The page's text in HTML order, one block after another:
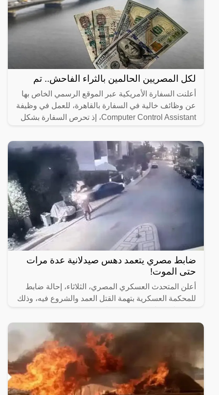
لكل المصريين الحالمين بالثراء الفاحش.. تم
أعلنت السفارة الأمريكية عبر الموقع الرسمي الخاص بها
عن وظائف خالية في السفارة بالقاهرة، للعمل في وظيفة
Computer Control Assistant، إذ تحرص السفارة بشكل
ضابط مصري يتعمد دهس صيدلانية عدة مرات
حتى الموت!
أعلن المتحدث العسكري المصري، الثلاثاء، إحالة ضابط
للمحكمة العسكرية بتهمة القتل العمد والشروع فيه، وذلك